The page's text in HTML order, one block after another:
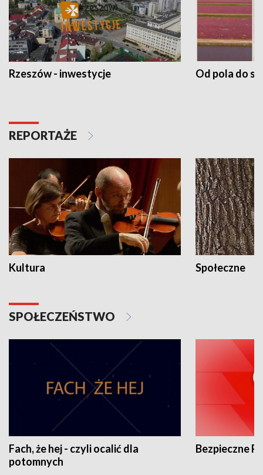
Rzeszów - inwestycje Od pola do
REPORTAŻE
Kultura Społeczne
SPOŁECZEŃSTWO
Fach, że hej - czyli ocalić dla
potomnych
Bezpieczne